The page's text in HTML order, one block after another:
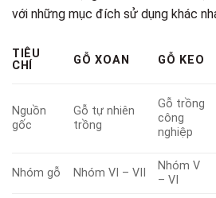
với những mục đích sử dụng khác
TIÊU
CHÍ
GỖ XOAN GỖ KEO
Nguồn
gốc
Gỗ tự nhiên
trồng
Gỗ trồng
công
nghiệp
Nhóm gỗ Nhóm VI – VII
Nhóm V
– VI